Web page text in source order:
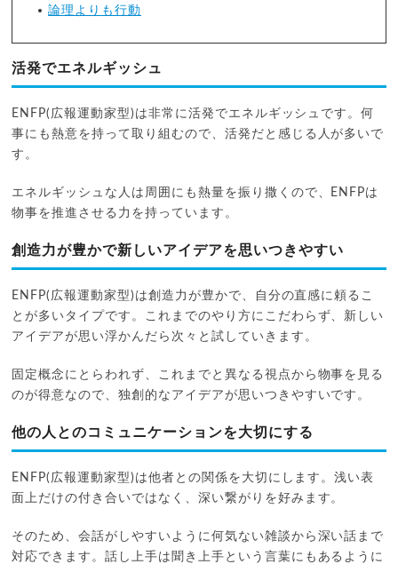
論理よりも行動
活発でエネルギッシュ
ENFP(広報運動家型)は非常に活発でエネルギッシュです。何
事にも熱意を持って取り組むので、活発だと感じる人が多いで
す。
エネルギッシュな人は周囲にも熱量を振り撒くので、ENFPは
物事を推進させる力を持っています。
創造力が豊かで新しいアイデアを思いつきやすい
ENFP(広報運動家型)は創造力が豊かで、自分の直感に頼るこ
とが多いタイプです。これまでのやり方にこだわらず、新しい
アイデアが思い浮かんだら次々と試していきます。
固定概念にとらわれず、これまでと異なる視点から物事を見る
のが得意なので、独創的なアイデアが思いつきやすいです。
他の人とのコミュニケーションを大切にする
ENFP(広報運動家型)は他者との関係を大切にします。浅い表
面上だけの付き合いではなく、深い繋がりを好みます。
そのため、会話がしやすいように何気ない雑談から深い話まで
対応できます。話し上手は聞き上手という言葉にもあるように